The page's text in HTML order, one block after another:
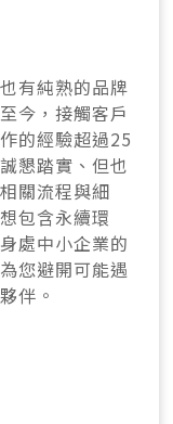
有純熟的品牌
今，接觸客戶
的經驗超過25
懇踏實、但也
關流程與細
包含永續環
處中小企業的
您避開可能遇
伴。